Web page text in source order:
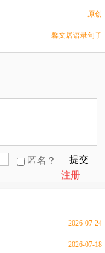
原创
馨文居语录句子
匿名？
提交
注册
2026-07-24
2026-07-18